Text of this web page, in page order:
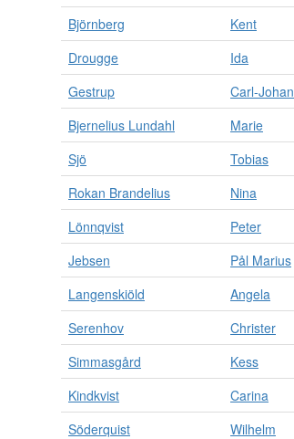
Björnberg
Kent
Drougge
Ida
Gestrup
Carl-Johan
Bjernelius Lundahl
Marie
Sjö
Tobias
Rokan Brandelius
Nina
Lönnqvist
Peter
Jebsen
Pål Marius
Langenskiöld
Angela
Serenhov
Christer
Simmasgård
Kess
Kindkvist
Carina
Söderquist
Wilhelm